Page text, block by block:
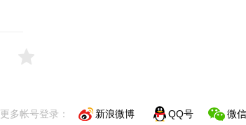
更多帐号登录： 新浪微博 QQ号 微信